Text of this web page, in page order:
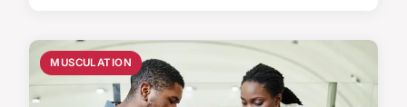
MUSCULATION